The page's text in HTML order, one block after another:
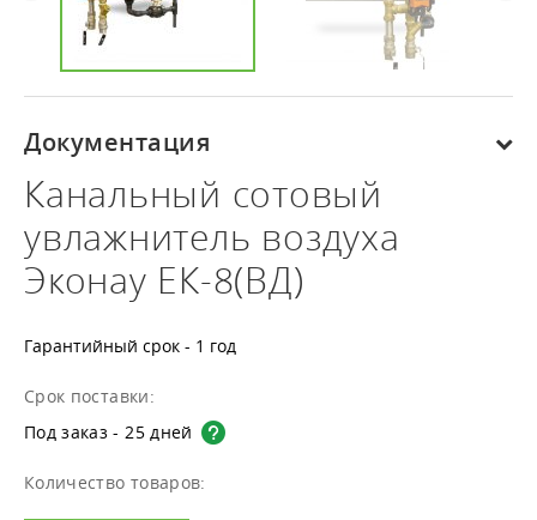
Документация
Канальный сотовый
увлажнитель воздуха
Эконау ЕК-8(ВД)
Гарантийный срок - 1 год
Срок поставки:
Под заказ - 25 дней
Количество товаров: